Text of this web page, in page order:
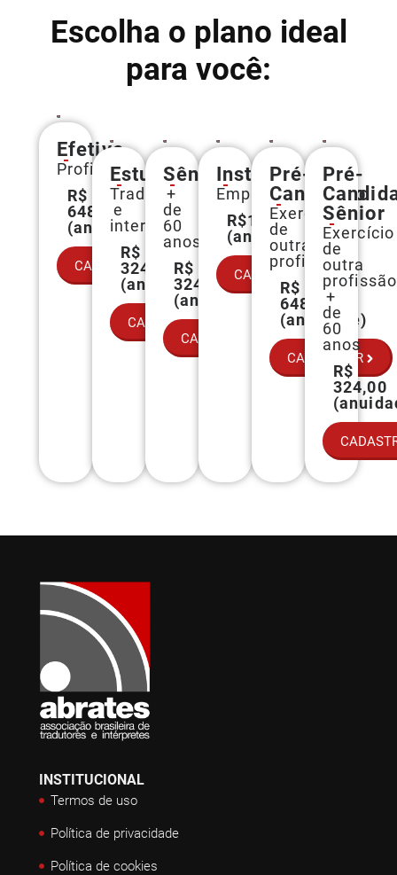
Escolha o plano ideal
para você:
Efetivo
Profissional
R$
648,00
(anuidade)
CADASTRAR
Estudante
Tradução
e
interpretação
R$
324,00
(anuidade)
CADASTRAR
Sênior
+
de
60
anos
R$
324,00
(anuidade)
CADASTRAR
Institucional
Empresas
R$1.296,00
(anuidade)
CADASTRAR
Pré-
Candidato
Exercício
de
outra
profissão
R$
648,00
(anuidade)
CADASTRAR
Pré-
Sênior
Exercício
de
outra
profissão
+
de
60
anos
R$
324,00
INSTITUCIONAL
Termos de uso
Política de privacidade
Política de cookies